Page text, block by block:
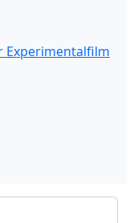
Experimentalfilm